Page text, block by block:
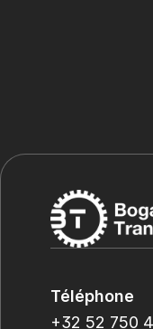
Téléphone
+32 52 750